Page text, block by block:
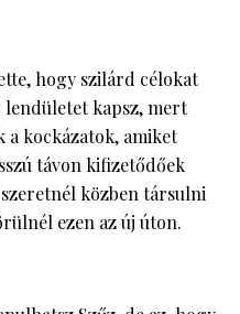
hogy szilárd célokat
lendületet kapsz, mert
a kockázatok, amiket
távon kifizetődőek
közben társulni
ezen az új úton.